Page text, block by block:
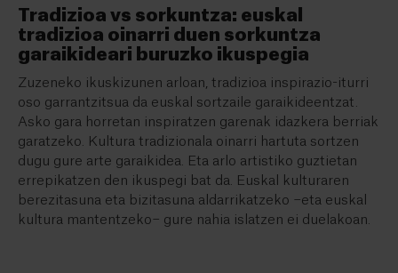
Tradizioa vs sorkuntza: euskal
tradizioa oinarri duen sorkuntza
garaikideari buruzko ikuspegia
Zuzeneko ikuskizunen arloan, tradizioa inspirazio-iturri
oso garrantzitsua da euskal sortzaile garaikideentzat.
Asko gara horretan inspiratzen garenak idazkera berriak
garatzeko. Kultura tradizionala oinarri hartuta sortzen
dugu gure arte garaikidea. Eta arlo artistiko guztietan
errepikatzen den ikuspegi bat da. Euskal kulturaren
berezitasuna eta bizitasuna aldarrikatzeko −eta euskal
kultura mantentzeko− gure nahia islatzen ei duelakoan.